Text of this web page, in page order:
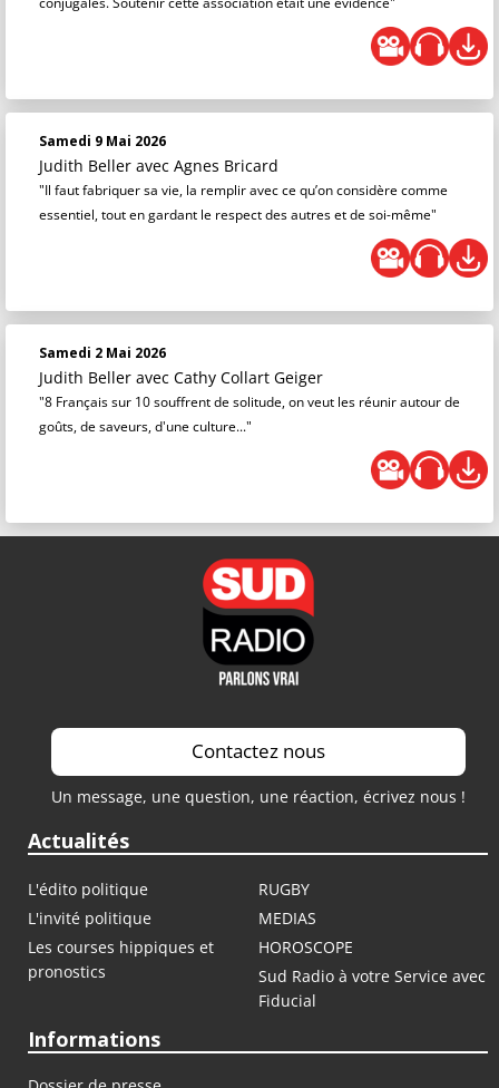
Samedi 9 Mai 2026
Judith Beller avec Agnes Bricard
"Il faut fabriquer sa vie, la remplir avec ce qu’on considère comme
essentiel, tout en gardant le respect des autres et de soi-même"
Samedi 2 Mai 2026
Judith Beller avec Cathy Collart Geiger
"8 Français sur 10 souffrent de solitude, on veut les réunir autour de
goûts, de saveurs, d'une culture..."
Contactez nous
Un message, une question, une réaction, écrivez nous !
Actualités
L'édito politique
RUGBY
L'invité politique
MEDIAS
Les courses hippiques et
pronostics
HOROSCOPE
Sud Radio à votre Service avec
Fiducial
Informations